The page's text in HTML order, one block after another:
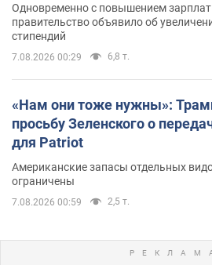
Одновременно с повышением зарплат
правительство объявило об
стипендий
7.08.2026 00:29 6,8 т.
«Нам они тоже нужны»:
просьбу Зеленского о
для Patriot
Американские запасы отдельных
ограничены
7.08.2026 00:59 2,5 т.